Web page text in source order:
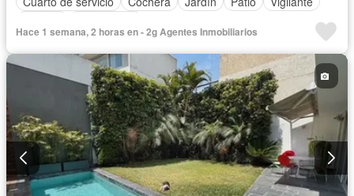
Hace 1 semana, 2 horas en - 2g Agentes Inmobiliarios